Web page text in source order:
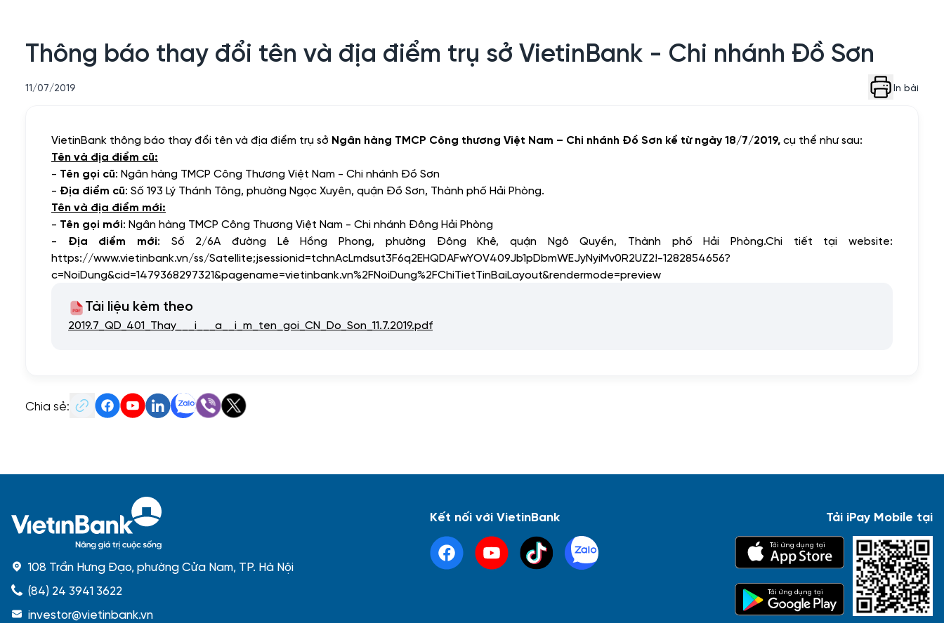
Thông báo thay đổi tên và địa điểm trụ sở VietinBank - Chi nhánh Đồ Sơn
11/07/2019 In bài
VietinBank thông báo thay đổi tên và địa điểm trụ sở Ngân hàng TMCP Công thương Việt Nam – Chi nhánh Đồ Sơn kể từ ngày 18/7/2019,cụ thể như sau:
Tên và địa điểm cũ:
- Tên gọi cũ: Ngân hàng TMCP Công Thương Việt Nam - Chi nhánh Đồ Sơn
- Địa điểm cũ: Số 193 Lý Thánh Tông, phường Ngọc Xuyên, quận Đồ Sơn, Thành phố Hải Phòng.
Tên và địa điểm mới:
- Tên gọi mới: Ngân hàng TMCP Công Thương Việt Nam - Chi nhánh Đông Hải Phòng
- Địa điểm mới: Số 2/6A đường Lê Hồng Phong, phường Đông Khê, quận Ngô Quyền, Thành phố Hải Phòng.Chi tiết tại website:
https://www.vietinbank.vn/ss/Satellite;jsessionid=tchnAcLmdsut3F6q2EHQDAFwYOV409Jb1pDbmWEJyNyiMv0R2UZ2!-1282854656?
c=NoiDung&cid=1479368297321&pagename=vietinbank.vn%2FNoiDung%2FChiTietTinBaiLayout&rendermode=preview
Tài liệu kèm theo
2019.7_QD_401_Thay___i___a__i_m_ten_goi_CN_Do_Son_11.7.2019.pdf
Chia sẻ:
108 Trần Hưng Đạo, phường Cửa Nam, TP. Hà Nội
(84) 24 3941 3622
investor@vietinbank.vn
Kết nối với VietinBank Tải iPay Mobile tại
Tải ứng dụng tại
Tải ứng dụng tại